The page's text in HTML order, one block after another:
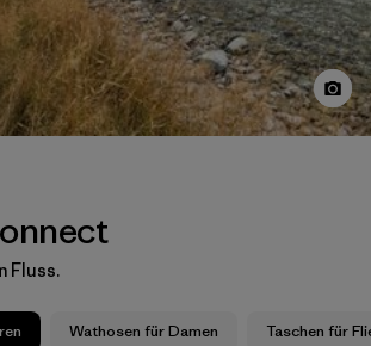
Fluss.
Wathosen für Damen Taschen für